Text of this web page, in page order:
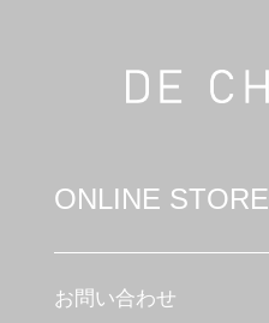
ONLINE STORE
お問い合わせ